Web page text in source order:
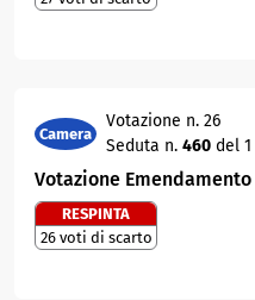
Camera
Votazione n. 26
Seduta n. 460 del
Votazione Emendamento
RESPINTA
26 voti di scarto